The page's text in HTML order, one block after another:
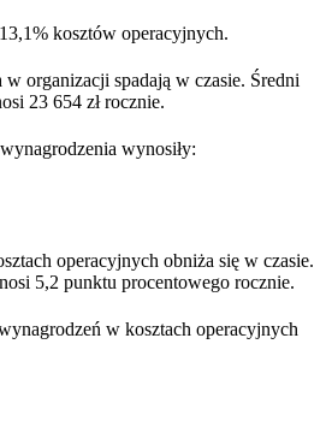
kosztów operacyjnych.
w organizacji spadają w czasie. Średni
23 654 zł rocznie.
wynosiły:
operacyjnych obniża się w czasie.
5,2 punktu procentowego rocznie.
w kosztach operacyjnych